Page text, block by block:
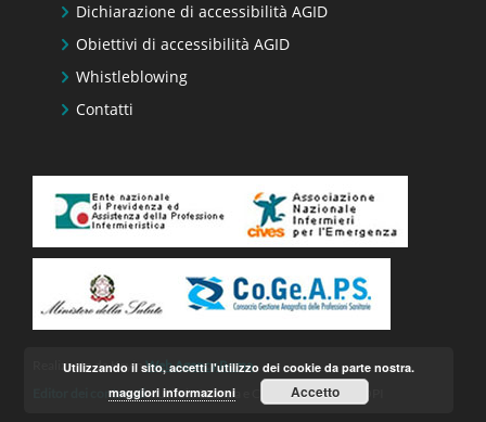
Dichiarazione di accessibilità AGID
Obiettivi di accessibilità AGID
Whistleblowing
Contatti
Realizzato da KeyinWeb Agency Roma
Editor dei contenuti– Ufficio Stampa e Comunicazione FNOPI
Utilizzando il sito, accetti l'utilizzo dei cookie da parte nostra.
maggiori informazioni
Accetto